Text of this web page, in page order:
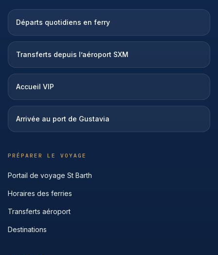
Départs quotidiens en ferry
Transferts depuis l’aéroport SXM
Accueil VIP
Arrivée au port de Gustavia
PRÉPARER LE VOYAGE
Portail de voyage St Barth
Horaires des ferries
Transferts aéroport
Destinations